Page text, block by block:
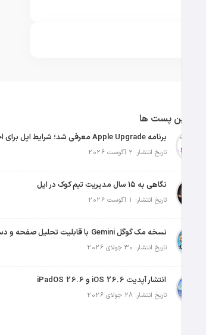
آخرین پست ها
تاریخ انتشار: 2 آگوست 2026
نگاهی به ۱۵ سال مدیریت تیم کوک در اپل
تاریخ انتشار: 1 آگوست 2026
تاریخ انتشار: 30 جولای 2026
انتشار آپدیت iOS 26.6 و iPadOS 26.6
تاریخ انتشار: 28 جولای 2026